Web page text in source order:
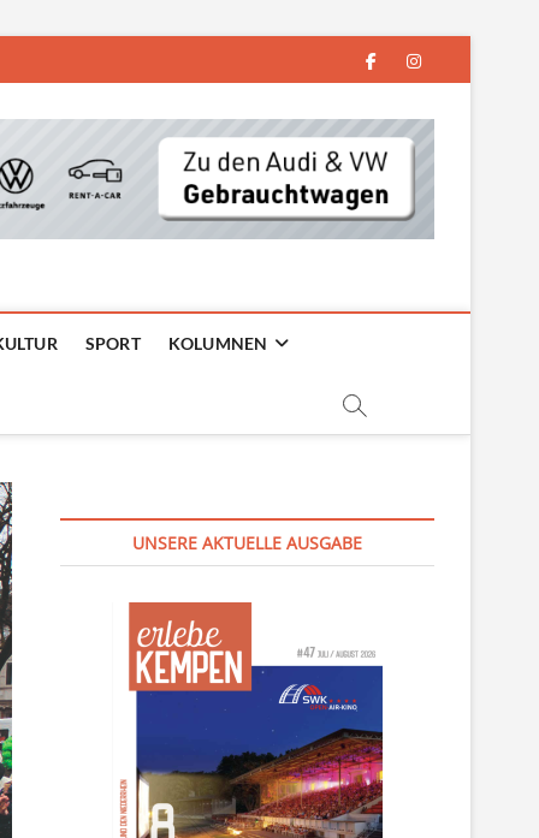
facebookinstagram
SPORT KOLUMNEN
UNSERE AKTUELLE AUSGABE